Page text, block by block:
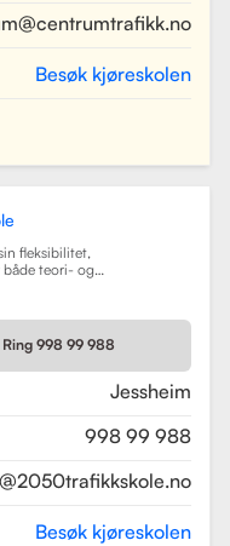
oppkjøring.
av teori
å ta førerkort
for alle elever.
Besøk kjøreskolen
fleksibilitet,
teori- og
og et
2050
å hjelpe elever
kompetente
Ring 998 99 988
Jessheim
998 99 988
Besøk kjøreskolen